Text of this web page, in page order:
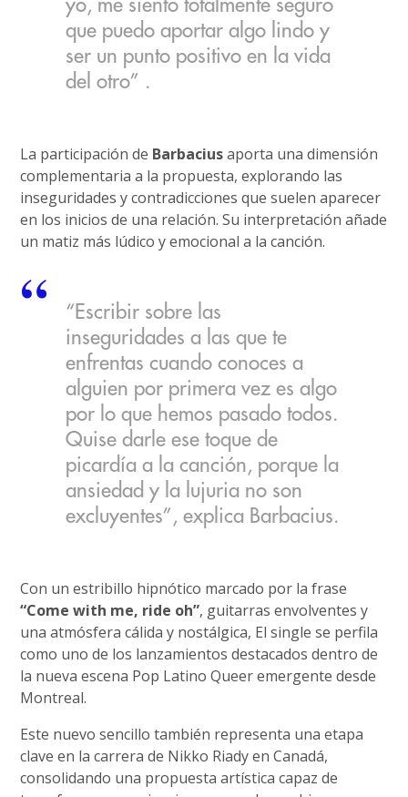
yo, me siento totalmente seguro
que puedo aportar algo lindo y
ser un punto positivo en la vida
del otro” .
La participación de Barbaciusaporta una dimensión
complementaria a la propuesta, explorando las
inseguridades y contradicciones que suelen aparecer
en los inicios de una relación. Su interpretación añade
un matiz más lúdico y emocional a la canción.
“Escribir sobre las
inseguridades a las que te
enfrentas cuando conoces a
alguien por primera vez es algo
por lo que hemos pasado todos.
Quise darle ese toque de
picardía a la canción, porque la
ansiedad y la lujuria no son
excluyentes”, explica Barbacius.
Con un estribillo hipnótico marcado por la frase
“Come with me, ride oh”, guitarras envolventes y
una atmósfera cálida y nostálgica, El single se perfila
como uno de los lanzamientos destacados dentro de
la nueva escena Pop Latino Queer emergente desde
Montreal.
Este nuevo sencillo también representa una etapa
clave en la carrera de Nikko Riady en Canadá,
consolidando una propuesta artística capaz de